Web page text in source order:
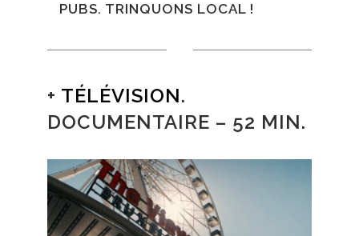
PUBS. TRINQUONS LOCAL !
+ TÉLÉVISION.
DOCUMENTAIRE – 52 MIN.